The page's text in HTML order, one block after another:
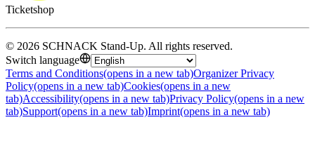
Ticketshop
© 2026 SCHNACK Stand-Up. All rights reserved.
Switch language
Terms and Conditions(opens in a new tab)Organizer Privacy
Policy(opens in a new tab)Cookies(opens in a new
tab)Accessibility(opens in a new tab)Privacy Policy(opens in a new
tab)Support(opens in a new tab)Imprint(opens in a new tab)